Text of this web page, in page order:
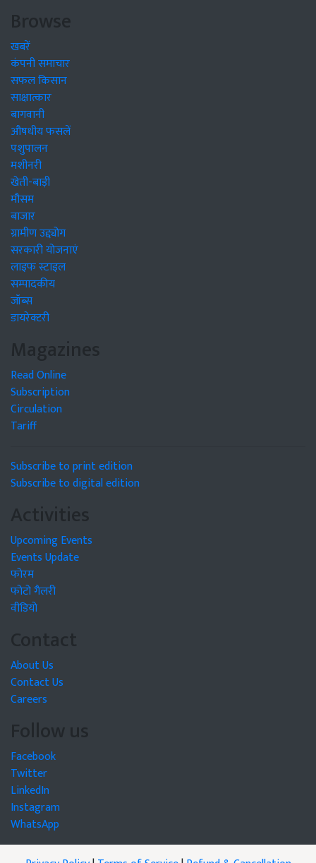
Browse
खबरें
कंपनी समाचार
सफल किसान
साक्षात्कार
बागवानी
औषधीय फसलें
पशुपालन
मशीनरी
खेती-बाड़ी
मौसम
बाजार
ग्रामीण उद्द्योग
सरकारी योजनाएं
लाइफ स्टाइल
सम्पादकीय
जॉब्स
डायरेक्टरी
Magazines
Read Online
Subscription
Circulation
Tariff
Subscribe to print edition
Subscribe to digital edition
Activities
Upcoming Events
Events Update
फोरम
फोटो गैलरी
वीडियो
Contact
About Us
Contact Us
Careers
Follow us
Facebook
Twitter
LinkedIn
Instagram
WhatsApp